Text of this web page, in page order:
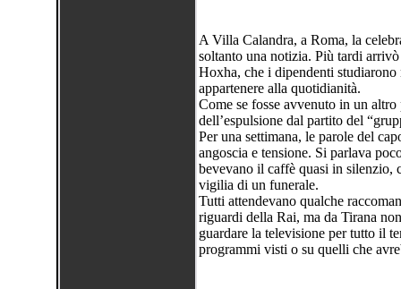
A Villa Calandra, a Roma, la
soltanto una notizia. Più tardi
Hoxha, che i dipendenti
appartenere alla quotidianità.
Come se fosse avvenuto in un
dell’espulsione dal partito del
Per una settimana, le parole del
angoscia e tensione. Si parlava
bevevano il caffè quasi in silenzio,
vigilia di un funerale.
Tutti attendevano qualche
riguardi della Rai, ma da Tirana
guardare la televisione per tutto il
programmi visti o su quelli che